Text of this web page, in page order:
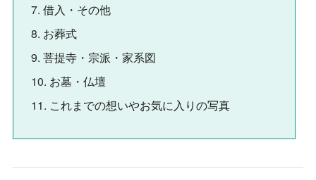
借入・その他
お葬式
菩提寺・宗派・家系図
お墓・仏壇
これまでの想いやお気に入りの写真